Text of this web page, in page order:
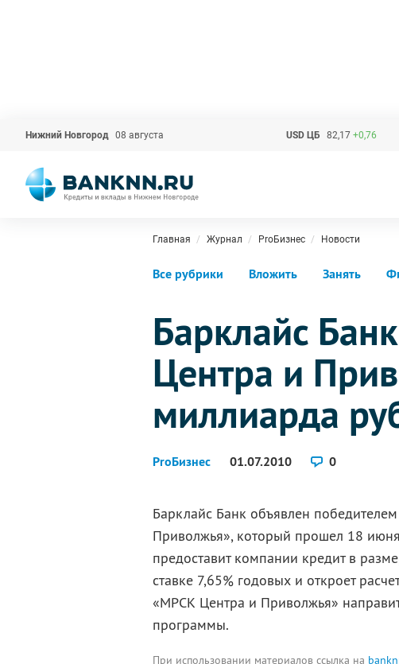
Нижний Новгород 08 августа USD ЦБ 82,17 +0,76
Главная Журнал ProБизнес Новости
Все рубрики Вложить Занять
Барклайс
Центра и
миллиарда
ProБизнес 01.07.2010 0
Барклайс Банк объявлен
Приволжья», который прошел 18
предоставит компании кредит в
ставке 7,65% годовых и откроет
«МРСК Центра и Приволжья»
программы.
При использовании материалов ссылка на